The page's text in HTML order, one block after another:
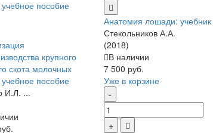
крупного
скота молочных
пособие
И.Л. ...
Анатомия лошади: учебник
Стекольников А.А.
(2018)
В наличии
7 500 руб.
Уже в корзине